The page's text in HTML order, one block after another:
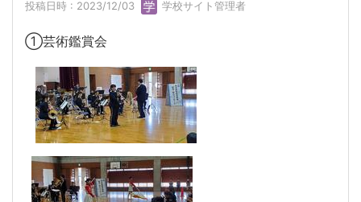
投稿日時 : 2023/12/03 学校サイト管理者
①芸術鑑賞会